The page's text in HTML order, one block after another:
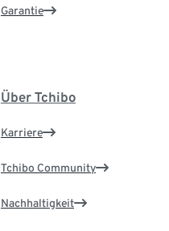
Garantie
Über Tchibo
Karriere
Tchibo Community
Nachhaltigkeit